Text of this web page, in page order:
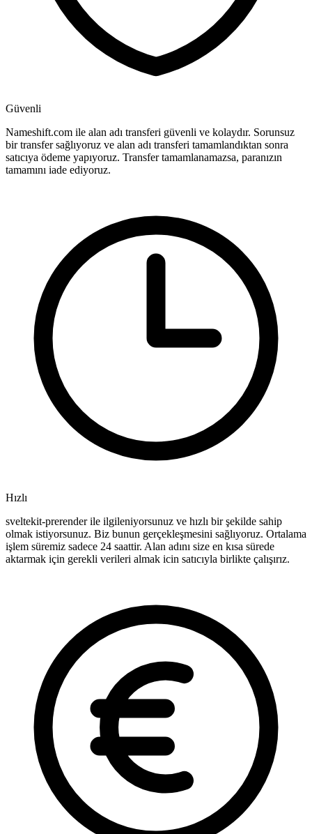
Güvenli
Nameshift.com ile alan adı transferi güvenli ve kolaydır. Sorunsuz
bir transfer sağlıyoruz ve alan adı transferi tamamlandıktan sonra
satıcıya ödeme yapıyoruz. Transfer tamamlanamazsa, paranızın
tamamını iade ediyoruz.
Hızlı
sveltekit-prerender ile ilgileniyorsunuz ve hızlı bir şekilde sahip
olmak istiyorsunuz. Biz bunun gerçekleşmesini sağlıyoruz. Ortalama
işlem süremiz sadece 24 saattir. Alan adını size en kısa sürede
aktarmak için gerekli verileri almak icin satıcıyla birlikte çalışırız.